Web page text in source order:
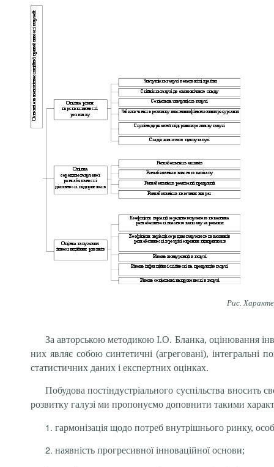
Рис.
За авторською методикою І.О. Бланка, оцінювання
них являє собою синтетичні (агреговані), інтегральні
статистичних даних і експертних оцінках.
Побудова постіндустріального суспільства вносить
розвитку галузі ми пропонуємо доповнити такими
гармонізація щодо потреб внутрішнього ринку,
наявність прогресивної інноваційної основи;